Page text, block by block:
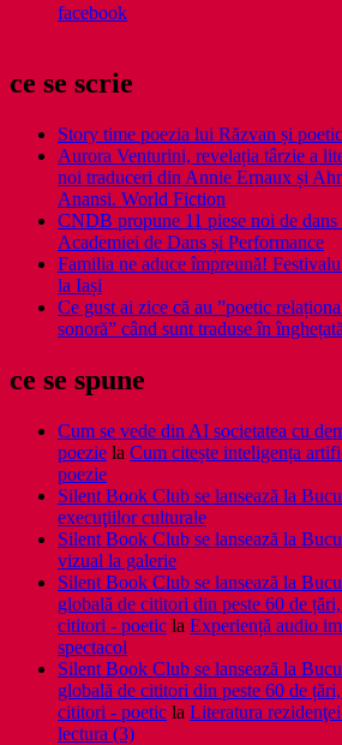
facebook
ce se scrie
Story time poezia lui Răzvan și
Aurora Venturini, revelația târzie a
noi traduceri din Annie Ernaux și
Anansi. World Fiction
CNDB propune 11 piese noi de dans
Academiei de Dans și Performance
Familia ne aduce împreună!
la Iași
Ce gust ai zice că au ”poetic
sonoră” când sunt traduse în înghețată
ce se spune
Cum se vede din AI societatea cu
poezie la Cum citește inteligența
poezie
Silent Book Club se lansează la
execuţiilor culturale
Silent Book Club se lansează la
vizual la galerie
Silent Book Club se lansează la
globală de cititori din peste 60 de
cititori - poetic la Experiență audio
spectacol
Silent Book Club se lansează la
globală de cititori din peste 60 de
cititori - poetic la Literatura
lectura (3)